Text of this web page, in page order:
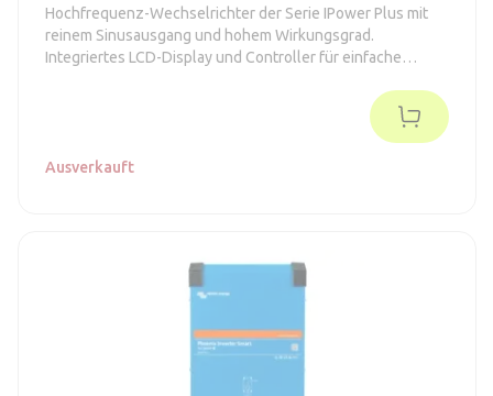
Hochfrequenz-Wechselrichter der Serie IPower Plus mit
reinem Sinusausgang und hohem Wirkungsgrad.
Integriertes LCD-Display und Controller für einfache
Ausverkauft